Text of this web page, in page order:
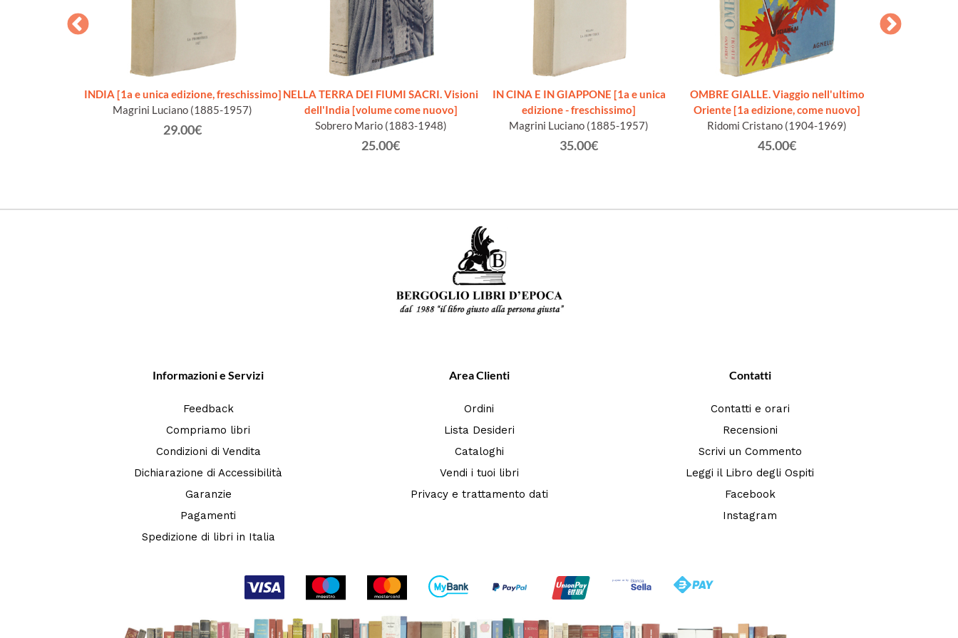
INDIA [1a e unica edizione, freschissimo]
Magrini Luciano (1885-1957)
29.00€
NELLA TERRA DEI FIUMI SACRI. Visioni
dell'India [volume come nuovo]
Sobrero Mario (1883-1948)
25.00€
IN CINA E IN GIAPPONE [1a e unica
edizione - freschissimo]
Magrini Luciano (1885-1957)
35.00€
OMBRE GIALLE. Viaggio nell'ultimo
Oriente [1a edizione, come nuovo]
Ridomi Cristano (1904-1969)
45.00€
Informazioni e Servizi
Feedback
Compriamo libri
Condizioni di Vendita
Dichiarazione di Accessibilità
Garanzie
Pagamenti
Spedizione di libri in Italia
Area Clienti
Ordini
Lista Desideri
Cataloghi
Vendi i tuoi libri
Privacy e trattamento dati
Contatti
Contatti e orari
Recensioni
Scrivi un Commento
Leggi il Libro degli Ospiti
Facebook
Instagram